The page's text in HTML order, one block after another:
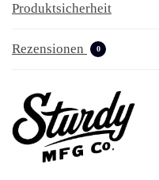
Produktsicherheit
Rezensionen 0